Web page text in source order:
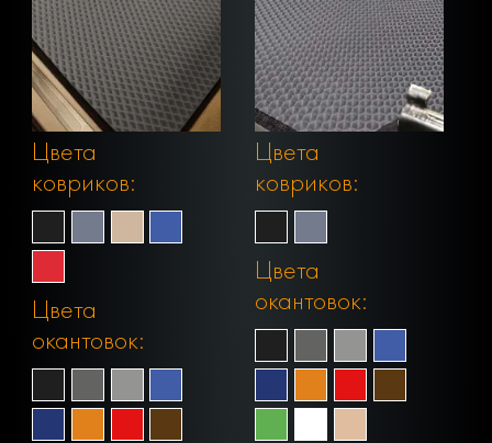
Цвета
ковриков:
Цвета
окантовок:
Цвета
ковриков:
Цвета
окантовок: